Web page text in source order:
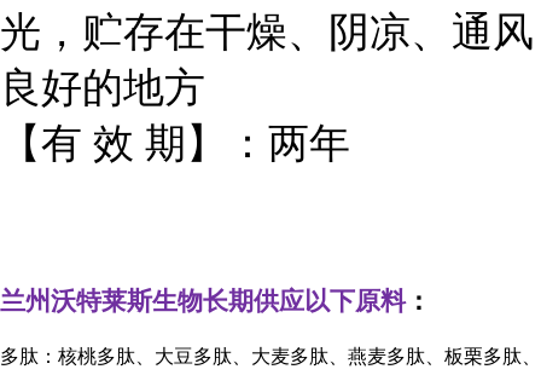
光，贮存在干燥、阴凉、通风
良好的地方
【有 效 期】：两年
兰州沃特莱斯生物长期供应以下原料：
多肽：核桃多肽、大豆多肽、大麦多肽、燕麦多肽、板栗多肽、